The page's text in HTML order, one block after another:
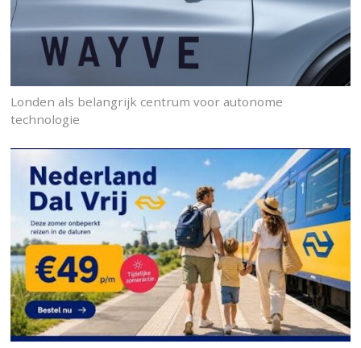
Londen als belangrijk centrum voor autonome
technologie